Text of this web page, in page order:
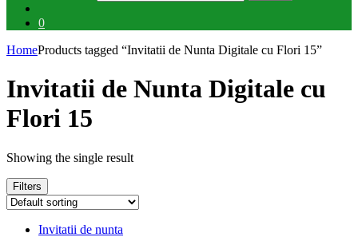
0
HomeProducts tagged “Invitatii de Nunta Digitale cu Flori 15”
Invitatii de Nunta Digitale cu
Flori 15
Showing the single result
Filters
Invitatii de nunta